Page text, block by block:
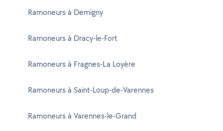
Ramoneurs à Demigny
Ramoneurs à Dracy-le-Fort
Ramoneurs à Fragnes-La Loyère
Ramoneurs à Saint-Loup-de-Varennes
Ramoneurs à Varennes-le-Grand